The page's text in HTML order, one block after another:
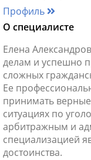
Профиль
О специалисте
Елена
делам и успешно
сложных
Ее
принимать
ситуациях по
арбитражным и
специализацией
достоинства.